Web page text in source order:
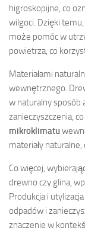
higroskopijne, co
wilgoci. Dzięki
może pomóc w
powietrza, co
Materiałami
wewnętrznego.
w naturalny sposób
zanieczyszczenia,
mikroklimatu
materiały naturalne,
Co więcej,
drewno czy glina,
Produkcja i
odpadów i
znaczenie w